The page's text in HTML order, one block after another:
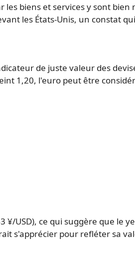
biens et services y sont
les États-Unis, un constat
de juste valeur des
1,20, l'euro peut être
¥/USD), ce qui suggère que le
s'apprécier pour refléter sa